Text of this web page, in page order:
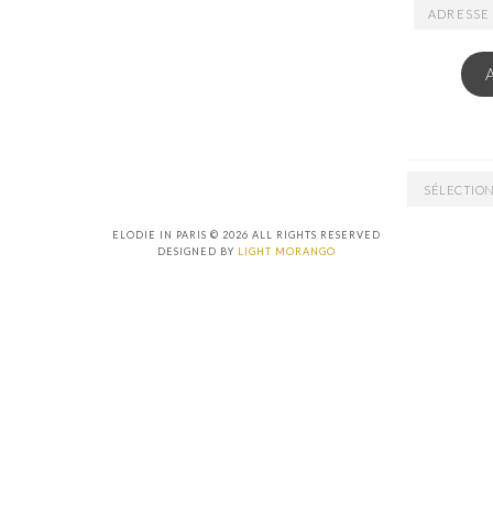
ADRESSE
ARCHIVES
ELODIE IN PARIS © 2026 ALL RIGHTS RESERVED
DESIGNED BY LIGHT MORANGO